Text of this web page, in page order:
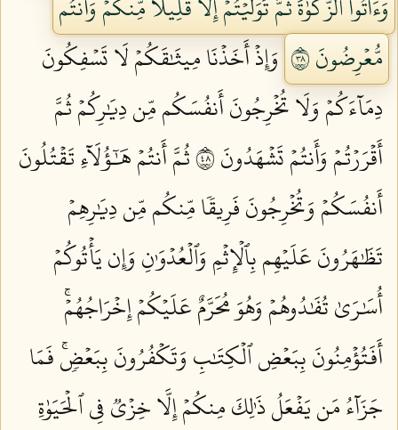
مُّعۡرِضُونَ ٨٣
وَإِذۡ أَخَذۡنَا مِيثَٰقَكُمۡ لَا تَسۡفِكُونَ
دِمَآءَكُمۡ وَلَا تُخۡرِجُونَ أَنفُسَكُم مِّن دِيَٰرِكُمۡ ثُمَّ
أَقۡرَرۡتُمۡ وَأَنتُمۡ تَشۡهَدُونَ ٨٤
ثُمَّ أَنتُمۡ هَٰٓؤُلَآءِ تَقۡتُلُونَ
أَنفُسَكُمۡ وَتُخۡرِجُونَ فَرِيقٗا مِّنكُم مِّن دِيَٰرِهِمۡ
تَظَٰهَرُونَ عَلَيۡهِم بِٱلۡإِثۡمِ وَٱلۡعُدۡوَٰنِ وَإِن يَأۡتُوكُمۡ
أُسَٰرَىٰ تُفَٰدُوهُمۡ وَهُوَ مُحَرَّمٌ عَلَيۡكُمۡ إِخۡرَاجُهُمۡۚ
أَفَتُؤۡمِنُونَ بِبَعۡضِ ٱلۡكِتَٰبِ وَتَكۡفُرُونَ بِبَعۡضٖۚ فَمَا
جَزَآءُ مَن يَفۡعَلُ ذَٰلِكَ مِنكُمۡ إِلَّا خِزۡيٞ فِي ٱلۡحَيَوٰةِ